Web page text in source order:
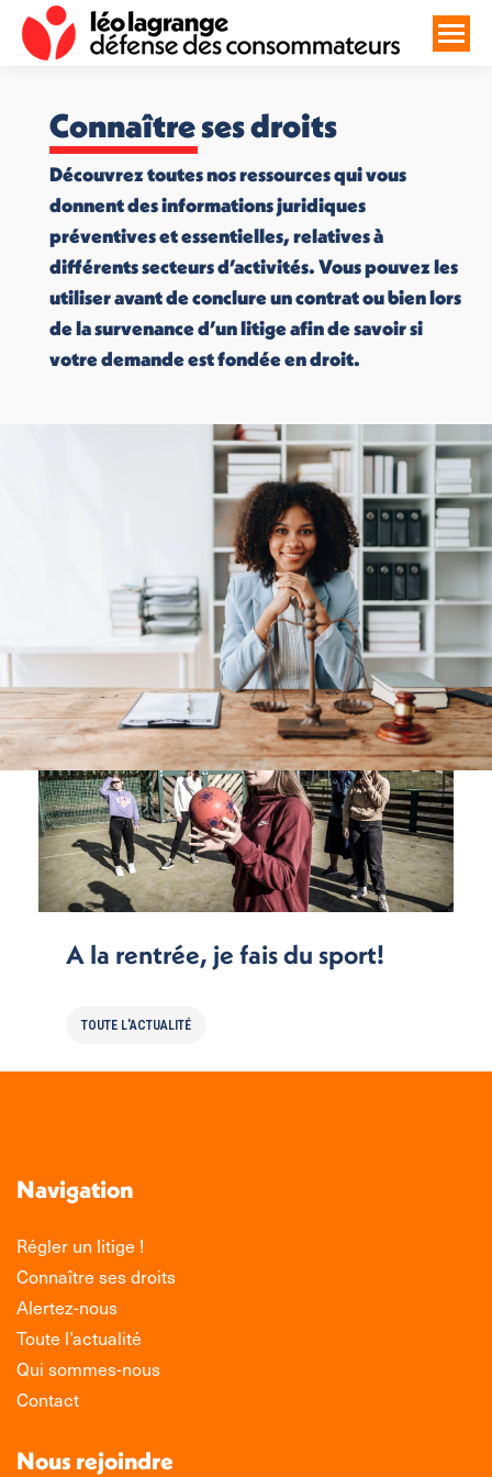
Connaître ses droits
Découvrez toutes nos ressources qui vous
donnent des informations juridiques
préventives et essentielles, relatives à
différents secteurs d’activités. Vous pouvez les
utiliser avant de conclure un contrat ou bien lors
de la survenance d’un litige afin de savoir si
votre demande est fondée en droit.
A la rentrée, je fais du sport!
TOUTE L'ACTUALITÉ
Navigation
Régler un litige !
Connaître ses droits
Alertez-nous
Toute l’actualité
Qui sommes-nous
Contact
Nous rejoindre